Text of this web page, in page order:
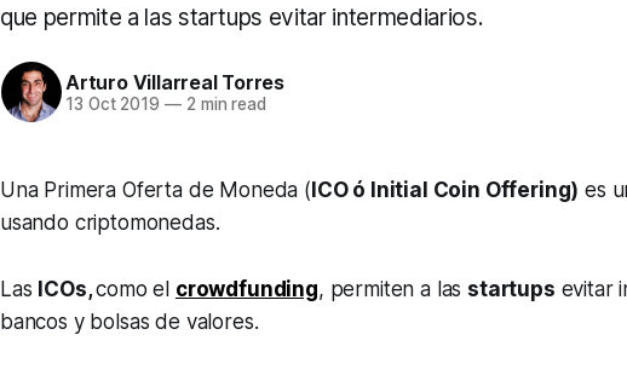
que permite a las startups evitar intermediarios.
Arturo Villarreal Torres
13 Oct 2019 —2 min read
Una Primera Oferta de Moneda ( ICO ó Initial Coin Offering) es
usando criptomonedas.
Las ICOs,como el crowdfunding, permiten a las startups evitar
bancos y bolsas de valores.